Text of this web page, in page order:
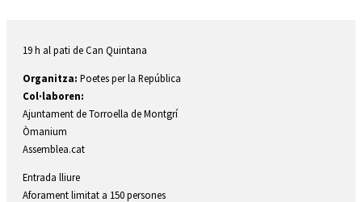
19 h al pati de Can Quintana
Organitza: Poetes per la República
Col·laboren:
Ajuntament de Torroella de Montgrí
Òmanium
Assemblea.cat
Entrada lliure
Aforament limitat a 150 persones